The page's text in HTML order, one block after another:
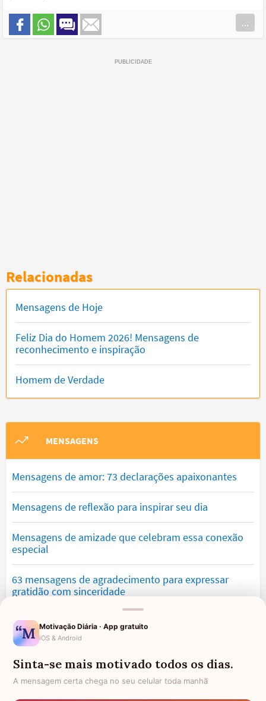
...
Relacionadas
Mensagens de Hoje
Feliz Dia do Homem 2026! Mensagens de
reconhecimento e inspiração
Homem de Verdade
MENSAGENS
Mensagens de amor: 73 declarações apaixonantes
Mensagens de reflexão para inspirar seu dia
Mensagens de amizade que celebram essa conexão
especial
63 mensagens de agradecimento para expressar
gratidão com sinceridade
Mensagens de saudade que tocam o coração e
expressam falta
Mensagens de otimismo que vão encher você de
confiança
Motivação Diária · App gratuito
iOS & Android
Sinta-se mais motivado todos os dias.
A mensagem certa chega no seu celular toda manhã